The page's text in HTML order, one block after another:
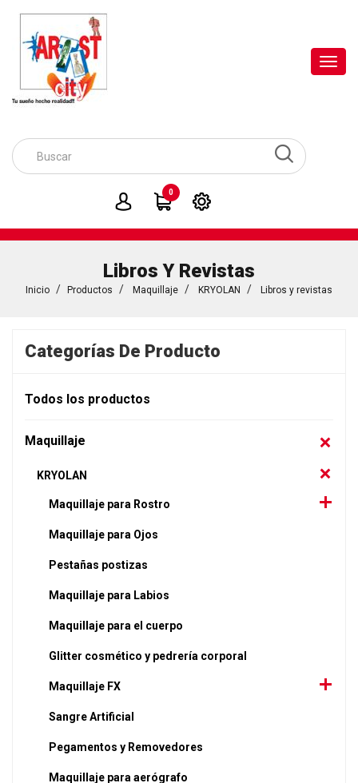
0
Libros Y Revistas
Inicio Productos Maquillaje KRYOLAN Libros y revistas
Categorías De Producto
Todos los productos
Maquillaje
KRYOLAN
Maquillaje para Rostro
Maquillaje para Ojos
Pestañas postizas
Maquillaje para Labios
Maquillaje para el cuerpo
Glitter cosmético y pedrería corporal
Maquillaje FX
Sangre Artificial
Pegamentos y Removedores
Maquillaje para aerógrafo